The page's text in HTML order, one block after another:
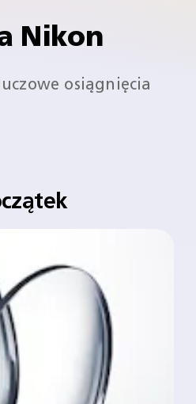
Nikon
osiągnięcia